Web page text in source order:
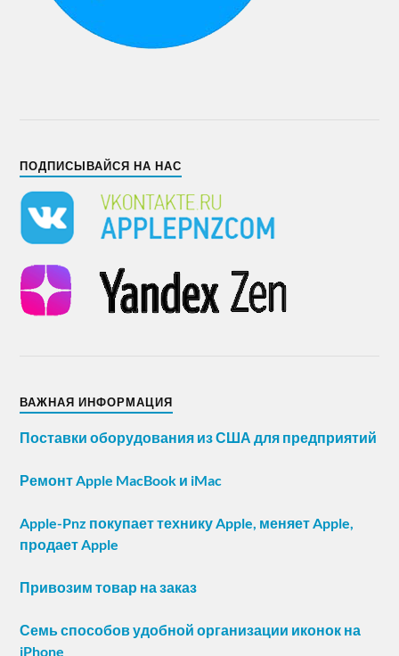
ПОДПИСЫВАЙСЯ НА НАС
ВАЖНАЯ ИНФОРМАЦИЯ
Поставки оборудования из США для предприятий
Ремонт Apple MacBook и iMac
Apple-Pnz покупает технику Apple, меняет Apple,
продает Apple
Привозим товар на заказ
Семь способов удобной организации иконок на
iPhone